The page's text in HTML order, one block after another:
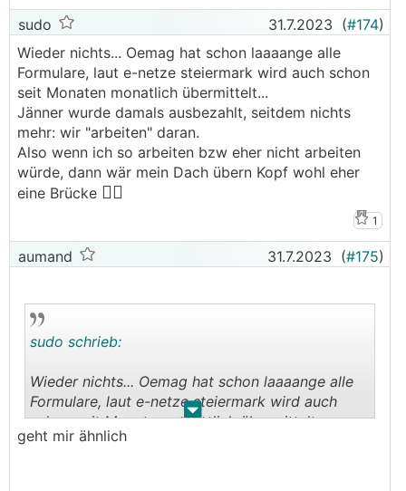
Bei mir warteten die anscheinend auf eine
Bestätigung vom Netzbetreiber, die aber gar
nicht notwendig ist, da sich amWRnichts
geändert hat und ich keine Berschränkung der
kWphabe, sondern eben nur die kVA vom
Da die Mühlen bei der Ömag noch etwas
langsamer arbeiten, muss ich wohl noch
zumindest eine Runde warten...
sudo 31.7.2023 (#174)
Wieder nichts... Oemag hat schon laaaange alle
Formulare, laut e-netze steiermark wird auch schon
seit Monaten monatlich übermittelt...
Jänner wurde damals ausbezahlt, seitdem nichts
mehr: wir "arbeiten" daran.
Also wenn ich so arbeiten bzw eher nicht arbeiten
würde, dann wär mein Dach übern Kopf wohl eher
eine Brücke 🤦‍♂️
1
aumand 31.7.2023 (#175)
. .
sudo schrieb:
Wieder nichts... Oemag hat schon laaaange alle
Formulare, laut e-netze steiermark wird auch
schon seit Monaten monatlich übermittelt...
Jänner wurde damals ausbezahlt, seitdem nichts
geht mir ähnlich